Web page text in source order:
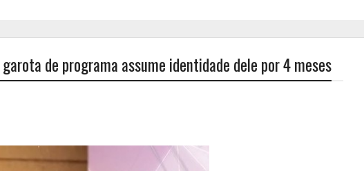
de programa assume identidade dele por 4 meses